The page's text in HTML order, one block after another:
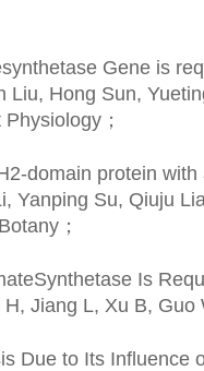
Gene is
Liu, Hong Sun,
Physiology ；
domain protein
Yanping Su, Qiuju
；
Is
Jiang L, Xu B,
Due to Its